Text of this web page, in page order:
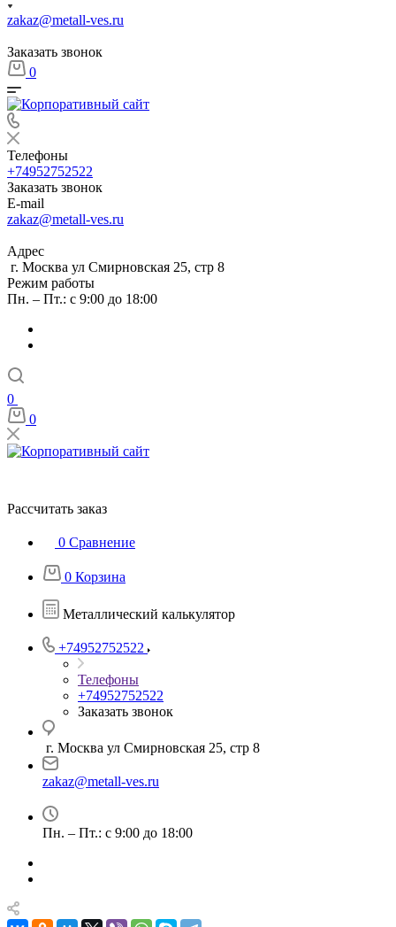
zakaz@metall-ves.ru
Заказать звонок
0
Телефоны
+74952752522
Заказать звонок
E-mail
zakaz@metall-ves.ru
Адрес
г. Москва ул Смирновская 25, стр 8
Режим работы
Пн. – Пт.: с 9:00 до 18:00
0
0
Рассчитать заказ
0 Сравнение
0 Корзина
Металлический калькулятор
+74952752522
Телефоны
+74952752522
Заказать звонок
г. Москва ул Смирновская 25, стр 8
zakaz@metall-ves.ru
Пн. – Пт.: с 9:00 до 18:00